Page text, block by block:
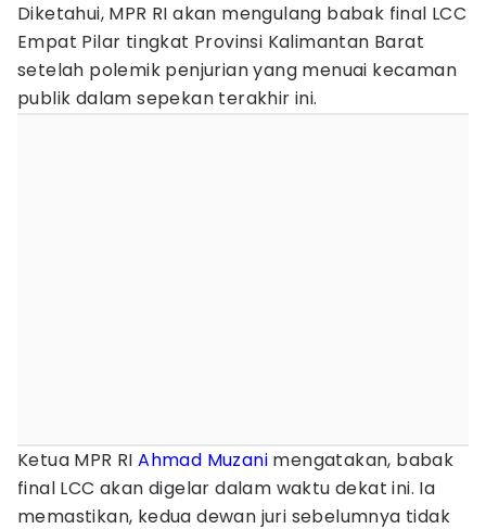
Diketahui, MPR RI akan mengulang babak final LCC
Empat Pilar tingkat Provinsi Kalimantan Barat
setelah polemik penjurian yang menuai kecaman
publik dalam sepekan terakhir ini.
Ketua MPR RIAhmad Muzani mengatakan, babak
final LCC akan digelar dalam waktu dekat ini. Ia
memastikan, kedua dewan juri sebelumnya tidak